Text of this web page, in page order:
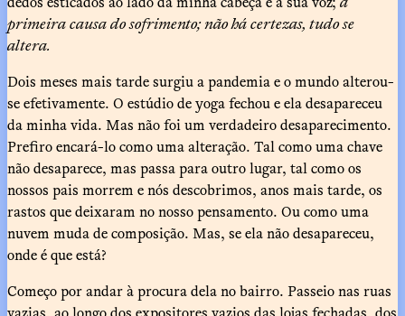
primeira causa do sofrimento; não há certezas, tudo se
altera.
Dois meses mais tarde surgiu a pandemia e o mundo alterou-
se efetivamente. O estúdio de yoga fechou e ela desapareceu
da minha vida. Mas não foi um verdadeiro desaparecimento.
Prefiro encará-lo como uma alteração. Tal como uma chave
não desaparece, mas passa para outro lugar, tal como os
nossos pais morrem e nós descobrimos, anos mais tarde, os
rastos que deixaram no nosso pensamento. Ou como uma
nuvem muda de composição. Mas, se ela não desapareceu,
onde é que está?
Começo por andar à procura dela no bairro. Passeio nas ruas